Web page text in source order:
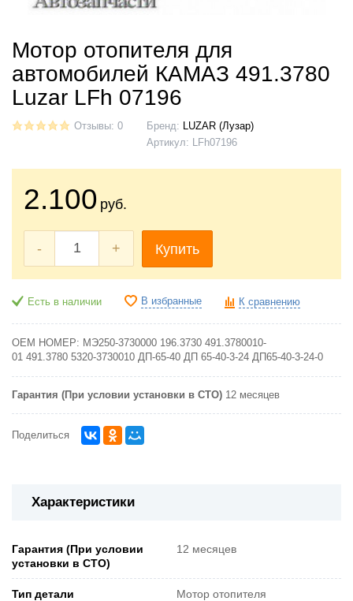
Мотор отопителя для
автомобилей КАМАЗ 491.3780
Luzar LFh 07196
Отзывы: 0 Бренд: LUZAR (Лузар)
Артикул: LFh07196
2.100 руб.
- + Купить
Есть в наличии В избранные К сравнению
OEM НОМЕР: МЭ250-3730000 196.3730 491.3780010-
01 491.3780 5320-3730010 ДП-65-40 ДП 65-40-3-24 ДП65-40-3-24-0
Гарантия (При условии установки в СТО) 12 месяцев
Поделиться
Характеристики
Гарантия (При условии
установки в СТО)
12 месяцев
Тип детали Мотор отопителя